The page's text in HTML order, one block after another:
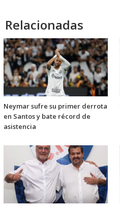
Relacionadas
Neymar sufre su primer derrota
en Santos y bate récord de
asistencia